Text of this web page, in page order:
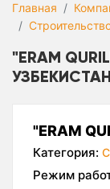
Главная
"ERAM
"ERAM
Категория:
Режим